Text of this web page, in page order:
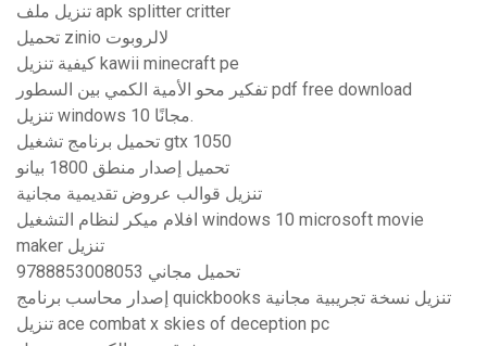
تنزيل ملف apk splitter critter
تحميل zinio لالروبوت
كيفية تنزيل kawii minecraft pe
تفكير محو الأمية الكمي بين السطور pdf free download
تنزيل windows 10 مجانًا.
تحميل برنامج تشغيل gtx 1050
تحميل إصدار منطق 1800 بيانو
تنزيل قوالب عروض تقديمية مجانية
افلام ميكر لنظام التشغيل windows 10 microsoft movie
maker تنزيل
9788853008053 تحميل مجاني
إصدار محاسب برنامج quickbooks تنزيل نسخة تجريبية مجانية
تنزيل ace combat x skies of deception pc